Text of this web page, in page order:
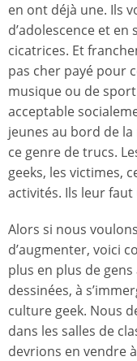
en ont déjà une. Ils
d’adolescence et
cicatrices. Et
pas cher payé pour
musique ou de
acceptable
jeunes au bord de
ce genre de trucs.
geeks, les victimes,
activités. Ils leur
Alors si nous
d’augmenter, voici
plus en plus de gens
dessinées, à
culture geek. Nous
dans les salles de
devrions en vendre